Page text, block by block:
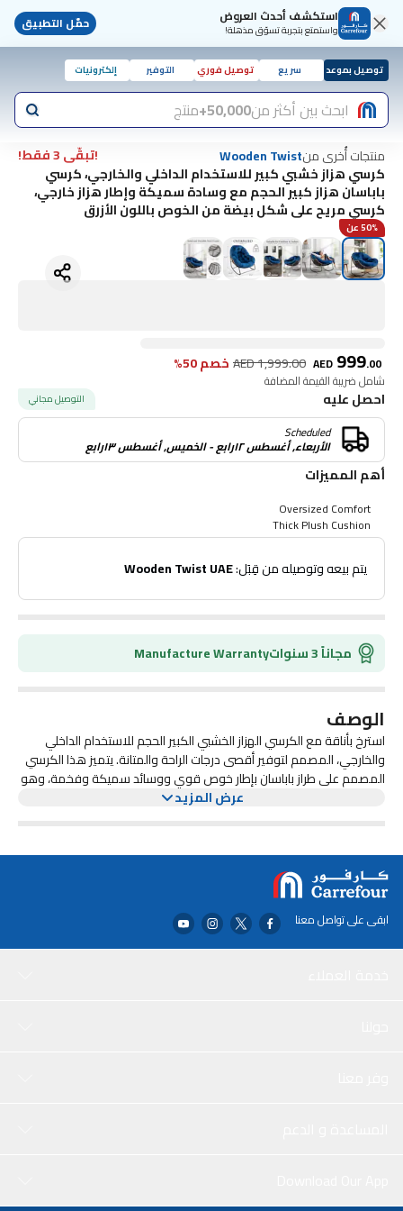
استكشف أحدث العروض
واستمتع بتجربة تسوّق مذهلة! حمّل التطبيق
توصيل بموعد سريع توصيل فوري التوفير إلكترونيات
ابحث بين أكثر من50,000+ منتج
منتجات أُخرى منWooden Twist
!تبقّى 3 فقط!
كرسي هزاز خشبي كبير للاستخدام الداخلي والخارجي، كرسي
باباسان هزاز كبير الحجم مع وسادة سميكة وإطار هزاز خارجي،
كرسي مريح على شكل بيضة من الخوص باللون الأزرق
50% عن
AED 999.00
AED1,999.00 خصم 50%
شامل ضريبة القيمة المضافة
احصل عليه التوصيل مجاني
Scheduled
الأربعاء, أغسطس ١٢رابع - الخميس, أغسطس ١٣رابع
أهم المميزات
Oversized Comfort
Thick Plush Cushion
Durable Wicker Design
Versatile Use
Stylish Egg Chair Shape
Perfect for Relaxation
Wooden Twist UAE
مجاناً 3 سنوات Manufacture Warranty
الوصف
استرخ بأناقة مع الكرسي الهزاز الخشبي الكبير الحجم للاستخدام الداخلي
والخارجي، المصمم لتوفير أقصى درجات الراحة والمتانة. يتميز هذا الكرسي
المصمم على طراز باباسان بإطار خوص قوي ووسائد سميكة وفخمة، وهو
مثالي للاسترخاء في الفناء أو الشرفة أو الشرفة. التصميم المريح والحركة
عرض المزيد
ابقى على تواصل معنا